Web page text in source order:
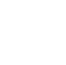
Наповнення